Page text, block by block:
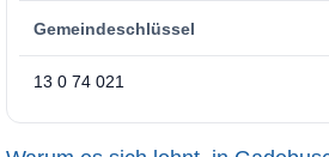
Gemeindeschlüssel
13 0 74 021